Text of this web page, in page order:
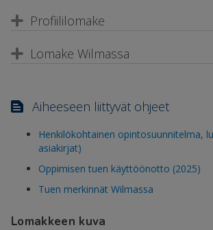
Profiililomake
Lomake Wilmassa
Aiheeseen liittyvät ohjeet
Henkilökohtainen opintosuunnitelma,
asiakirjat)
Oppimisen tuen käyttöönotto (2025)
Tuen merkinnät Wilmassa
Lomakkeen kuva